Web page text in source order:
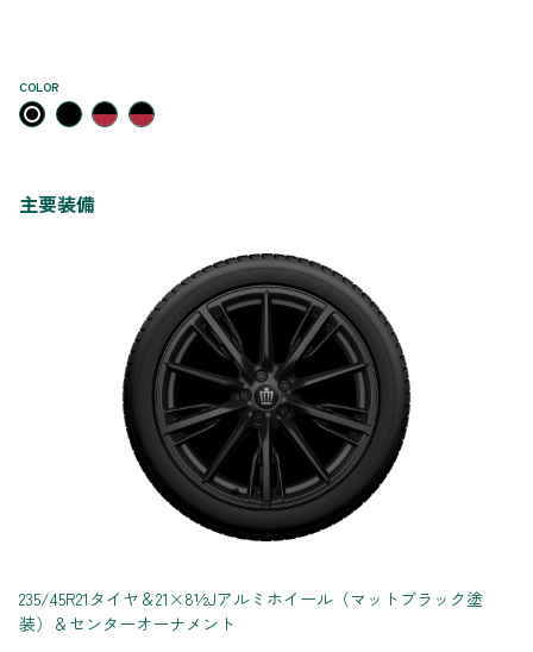
COLOR
主要装備
235/45R21タイヤ＆21×8½Jアルミホイール（マットブラック塗
装）＆センターオーナメント